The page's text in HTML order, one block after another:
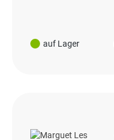
auf Lager